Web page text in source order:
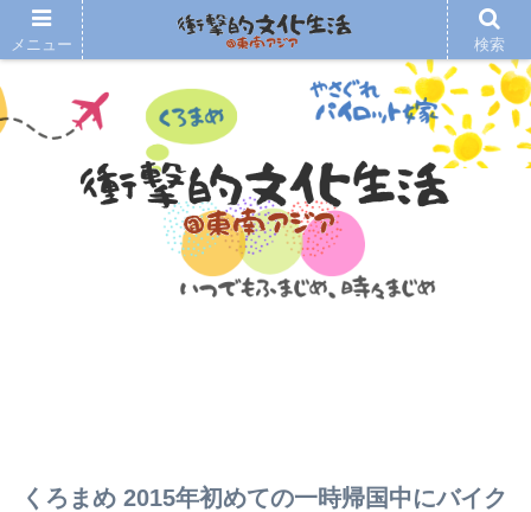
くろまめ 2015年初めての一時帰国中にバイク
メニュー 検索